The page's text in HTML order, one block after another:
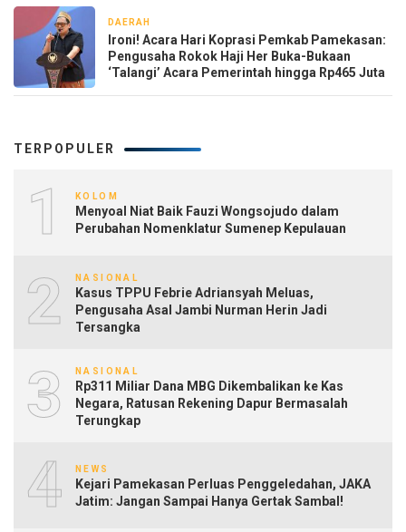
DAERAH
‎Ironi! Acara Hari Koprasi Pemkab Pamekasan:
Pengusaha Rokok Haji Her Buka-Bukaan
TERPOPULER
1 KOLOM
Menyoal Niat Baik Fauzi Wongsojudo dalam
Perubahan Nomenklatur Sumenep Kepulauan
2 NASIONAL
Kasus TPPU Febrie Adriansyah Meluas,
Pengusaha Asal Jambi Nurman Herin Jadi
Tersangka
3 NASIONAL
Rp311 Miliar Dana MBG Dikembalikan ke Kas
Negara, Ratusan Rekening Dapur Bermasalah
Terungkap
4 NEWS
Kejari Pamekasan Perluas Penggeledahan, JAKA
Jatim: Jangan Sampai Hanya Gertak Sambal!